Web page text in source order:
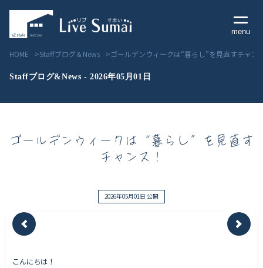
menu
Livesumai 住宅標準性能
物件情報
HOME Staffブログ＆News ゴールデンウィークは“暮らし”を見直すチャン
Staffブログ&News - 2026年05月01日
ゴールデンウィークは“暮らし”を見直す
チャンス！
2026年05月01日 公開
こんにちは！